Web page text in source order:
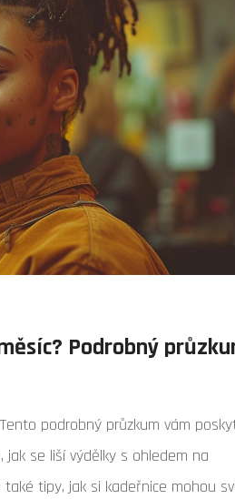
Podrobný
podrobný průzkum vám
jak se liší výdělky s ohledem na
tipy, jak si kadeřnice mohou